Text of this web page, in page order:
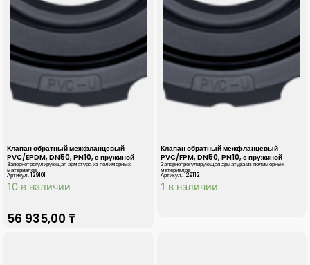
Клапан обратный межфланцевый
PVC/EPDM, DN50, PN10, с пружиной
Запорно-регулирующая арматура из полимерных
материалов
Артикул: 129101
10 в наличии
56 935,00 ₸
Клапан обратный межфланцевый
PVC/FPM, DN50, PN10, с пружиной
Запорно-регулирующая арматура из полимерных
материалов
Артикул: 129112
1 в наличии